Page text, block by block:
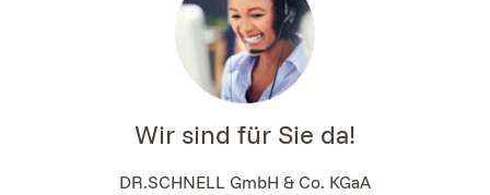
Wir sind für Sie da!
DR.SCHNELL GmbH & Co. KGaA